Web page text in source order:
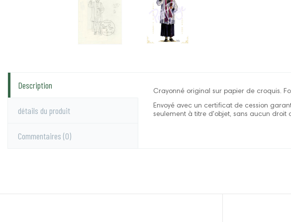
Description
détails du produit
Commentaires (0)
Crayonné original sur papier de croquis.
Envoyé avec un certificat de cession
seulement à titre d'objet, sans aucun droit